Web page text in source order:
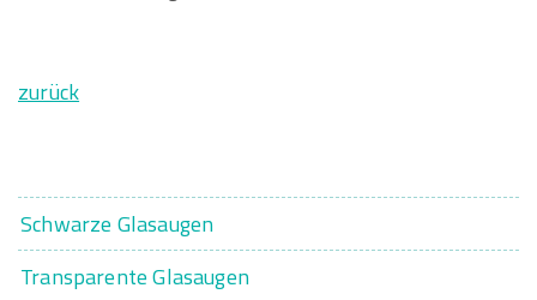
zurück
Schwarze Glasaugen
Transparente Glasaugen